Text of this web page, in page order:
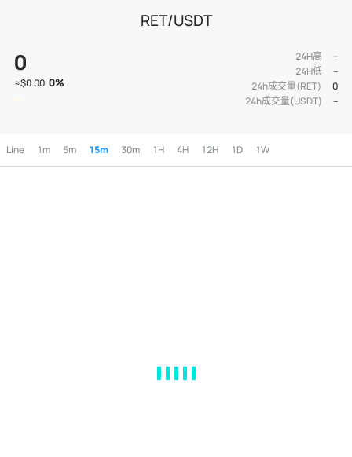
RET/USDT
0
≈$0.00 0%
24H高
--
24H低
--
24h成交量(RET)
0
24h成交量(USDT)
--
Line 1m 5m 15m 30m 1H 4H 12H 1D 1W